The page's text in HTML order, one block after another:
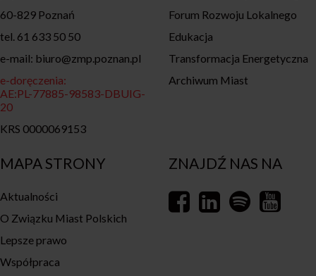
MAPA STRONY
Aktualności
O Związku Miast Polskich
Lepsze prawo
Współpraca
60-829 Poznań
tel. 61 633 50 50
e-mail: biuro@zmp.poznan.pl
e-doręczenia:
AE:PL-77885-98583-DBUIG-
20
KRS 0000069153
Forum Rozwoju Lokalnego
Edukacja
Transformacja Energetyczna
Archiwum Miast
ZNAJDŹ NAS NA